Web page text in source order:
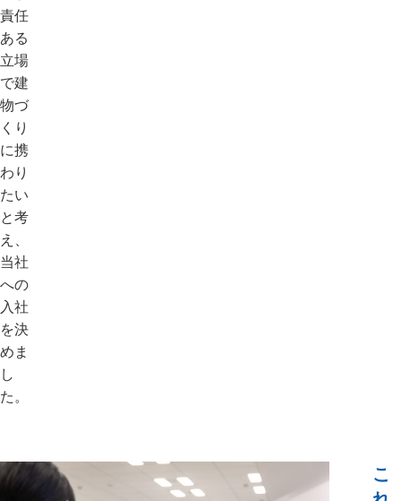
責任
ある
立場
で建
物づ
くり
に携
わり
たい
と考
え、
当社
への
入社
を決
めま
し
た。
こ